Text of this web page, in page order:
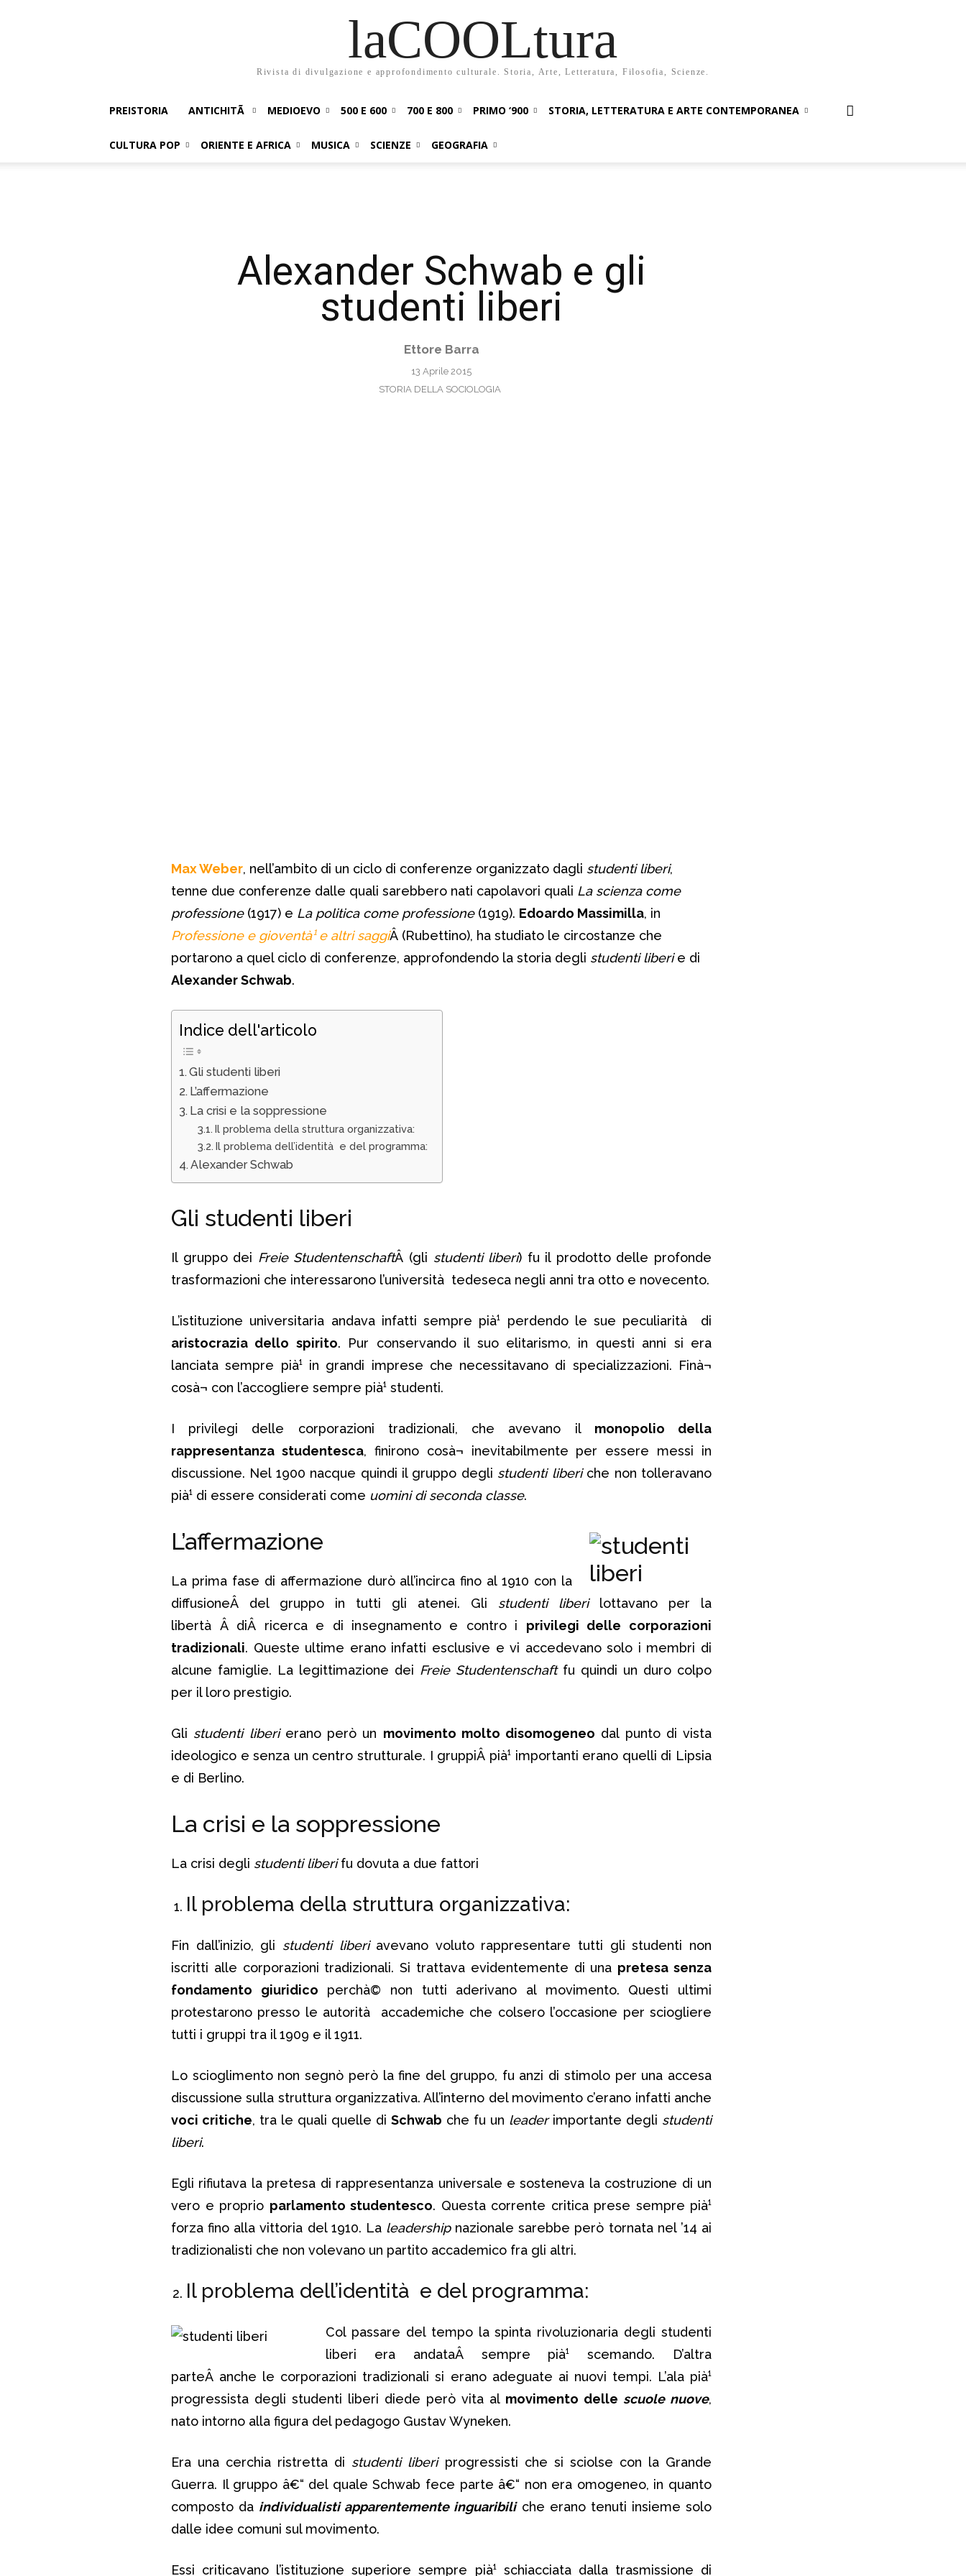
laCOOLtura
Rivista di divulgazione e approfondimento culturale. Storia, Arte, Letteratura, Filosofia, Scienze.
PREISTORIA ANTICHITÃ MEDIOEVO 500 E 600 700 E 800 PRIMO ‘900 STORIA, LETTERATURA E ARTE CONTEMPORANEA
CULTURA POP ORIENTE E AFRICA MUSICA SCIENZE GEOGRAFIA
Alexander Schwab e gli
studenti liberi
Ettore Barra
13 Aprile 2015
STORIA DELLA SOCIOLOGIA
Max Weber, nell’ambito di un ciclo di conferenze organizzato dagli studenti liberi,
tenne due conferenze dalle quali sarebbero nati capolavori quali La scienza come
professione(1917) e La politica come professione(1919). Edoardo Massimilla, in
Professione e gioventà¹ e altri saggiÂ (Rubettino), ha studiato le circostanze che
portarono a quel ciclo di conferenze, approfondendo la storia degli studenti liberie di
Alexander Schwab.
Indice dell'articolo
Gli studenti liberi
L’affermazione
La crisi e la soppressione
Il problema della struttura organizzativa:
Il problema dell’identità e del programma:
Alexander Schwab
Gli studenti liberi
Il gruppo dei Freie StudentenschaftÂ (gli studenti liberi) fu il prodotto delle profonde
trasformazioni che interessarono l’università tedeseca negli anni tra otto e novecento.
L’istituzione universitaria andava infatti sempre pià¹ perdendo le sue peculiarità di
aristocrazia dello spirito. Pur conservando il suo elitarismo, in questi anni si era
lanciata sempre pià¹ in grandi imprese che necessitavano di specializzazioni. Finà¬
cosà¬ con l’accogliere sempre pià¹ studenti.
I privilegi delle corporazioni tradizionali, che avevano il monopolio della
rappresentanza studentesca, finirono cosà¬ inevitabilmente per essere messi in
discussione. Nel 1900 nacque quindi il gruppo degli studenti liberi che non tolleravano
pià¹ di essere considerati come uomini di seconda classe.
L’affermazione
La prima fase di affermazione durò all’incirca fino al 1910 con la
diffusioneÂ del gruppo in tutti gli atenei. Gli studenti liberilottavano per la
libertà Â diÂ ricerca e di insegnamento e contro i privilegi delle corporazioni
tradizionali. Queste ultime erano infatti esclusive e vi accedevano solo i membri di
alcune famiglie. La legittimazione dei Freie Studentenschaft fu quindi un duro colpo
per il loro prestigio.
Gli studenti liberierano però un movimento molto disomogeneo dal punto di vista
ideologico e senza un centro strutturale. I gruppiÂ pià¹ importanti erano quelli di Lipsia
e di Berlino.
La crisi e la soppressione
La crisi degli studenti liberifu dovuta a due fattori
Il problema della struttura organizzativa:
Fin dall’inizio, gli studenti liberiavevano voluto rappresentare tutti gli studenti non
iscritti alle corporazioni tradizionali. Si trattava evidentemente di una pretesa senza
fondamento giuridico perchà© non tutti aderivano al movimento. Questi ultimi
protestarono presso le autorità accademiche che colsero l’occasione per sciogliere
tutti i gruppi tra il 1909 e il 1911.
Lo scioglimento non segnò però la fine del gruppo, fu anzi di stimolo per una accesa
discussione sulla struttura organizzativa. All’interno del movimento c’erano infatti anche
voci critiche, tra le quali quelle di Schwab che fu un leaderimportante degli studenti
liberi.
Egli rifiutava la pretesa di rappresentanza universale e sosteneva la costruzione di un
vero e proprio parlamento studentesco. Questa corrente critica prese sempre pià¹
forza fino alla vittoria del 1910. La leadershipnazionale sarebbe però tornata nel ’14 ai
tradizionalisti che non volevano un partito accademico fra gli altri.
Il problema dell’identità e del programma:
Col passare del tempo la spinta rivoluzionaria degli studenti
liberi era andataÂ sempre pià¹ scemando. D’altra
parteÂ anche le corporazioni tradizionali si erano adeguate ai nuovi tempi. L’ala pià¹
progressista degli studenti liberi diede però vita al movimento delle scuole nuove,
nato intorno alla figura del pedagogo Gustav Wyneken.
Era una cerchia ristretta di studenti liberiprogressisti che si sciolse con la Grande
Guerra. Il gruppo â€“ del quale Schwab fece parte â€“ non era omogeneo, in quanto
composto da individualisti apparentemente inguaribiliche erano tenuti insieme solo
dalle idee comuni sul movimento.
Essi criticavano l’istituzione superiore sempre pià¹ schiacciata dalla trasmissione di